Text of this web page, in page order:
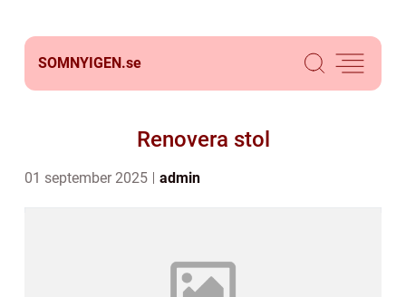
SOMNYIGEN.se
Renovera stol
01 september 2025 admin